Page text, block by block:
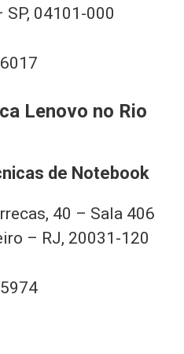
SP, 04101-000
Lenovo no Rio
de Notebook
40 – Sala 406
– RJ, 20031-120